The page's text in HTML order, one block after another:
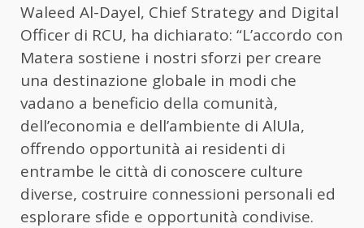
Waleed Al-Dayel, Chief Strategy and Digital
Officer di RCU, ha dichiarato: “L’accordo con
Matera sostiene i nostri sforzi per creare
una destinazione globale in modi che
vadano a beneficio della comunità,
dell’economia e dell’ambiente di AlUla,
offrendo opportunità ai residenti di
entrambe le città di conoscere culture
diverse, costruire connessioni personali ed
esplorare sfide e opportunità condivise.